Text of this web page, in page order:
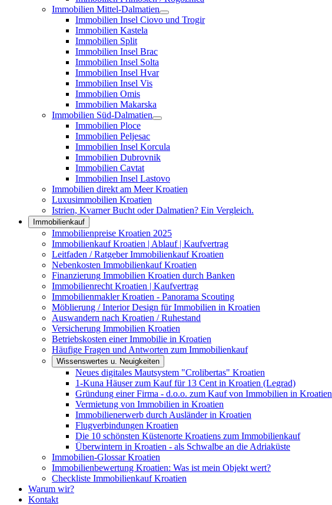
Immobilien Mittel-Dalmatien
Immobilien Insel Ciovo und Trogir
Immobilien Kastela
Immobilien Split
Immobilien Insel Brac
Immobilien Insel Solta
Immobilien Insel Hvar
Immobilien Insel Vis
Immobilien Omis
Immobilien Makarska
Immobilien Süd-Dalmatien
Immobilien Ploce
Immobilien Peljesac
Immobilien Insel Korcula
Immobilien Dubrovnik
Immobilien Cavtat
Immobilien Insel Lastovo
Immobilien direkt am Meer Kroatien
Luxusimmobilien Kroatien
Istrien, Kvarner Bucht oder Dalmatien? Ein Vergleich.
Immobilienkauf
Immobilienpreise Kroatien 2025
Immobilienkauf Kroatien | Ablauf | Kaufvertrag
Leitfaden / Ratgeber Immobilienkauf Kroatien
Nebenkosten Immobilienkauf Kroatien
Finanzierung Immobilien Kroatien durch Banken
Immobilienrecht Kroatien | Kaufvertrag
Immobilienmakler Kroatien - Panorama Scouting
Möblierung / Interior Design für Immobilien in Kroatien
Auswandern nach Kroatien / Ruhestand
Versicherung Immobilien Kroatien
Betriebskosten einer Immobilie in Kroatien
Häufige Fragen und Antworten zum Immobilienkauf
Wissenswertes u. Neuigkeiten
Neues digitales Mautsystem "Crolibertas" Kroatien
1-Kuna Häuser zum Kauf für 13 Cent in Kroatien (Legrad)
Gründung einer Firma - d.o.o. zum Kauf von Immobilien in Kroatien
Vermietung von Immobilien in Kroatien
Immobilienerwerb durch Ausländer in Kroatien
Flugverbindungen Kroatien
Die 10 schönsten Küstenorte Kroatiens zum Immobilienkauf
Überwintern in Kroatien - als Schwalbe an die Adriaküste
Immobilien-Glossar Kroatien
Immobilienbewertung Kroatien: Was ist mein Objekt wert?
Checkliste Immobilienkauf Kroatien
Warum wir?
Kontakt